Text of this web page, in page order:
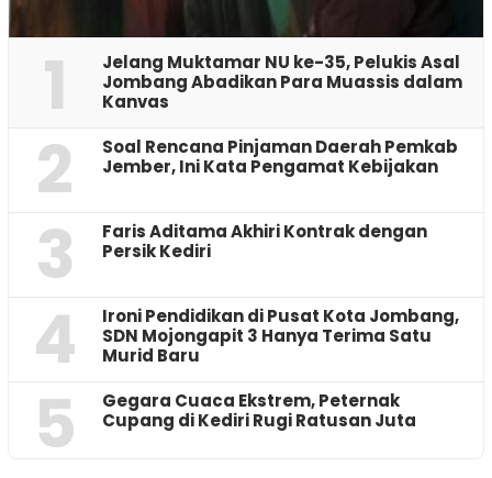
1
Jelang Muktamar NU ke-35, Pelukis Asal
Jombang Abadikan Para Muassis dalam
Kanvas
2
‎Soal Rencana Pinjaman Daerah Pemkab
Jember, Ini Kata Pengamat Kebijakan ‎
3
Faris Aditama Akhiri Kontrak dengan
Persik Kediri
4
Ironi Pendidikan di Pusat Kota Jombang,
SDN Mojongapit 3 Hanya Terima Satu
Murid Baru
5
‎Gegara Cuaca Ekstrem, Peternak
Cupang di Kediri Rugi Ratusan Juta